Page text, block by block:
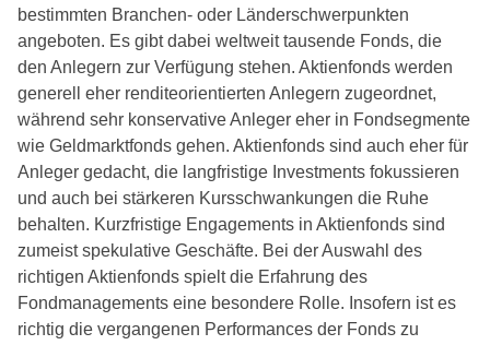
bestimmten Branchen- oder Länderschwerpunkten
angeboten. Es gibt dabei weltweit tausende Fonds, die
den Anlegern zur Verfügung stehen. Aktienfonds werden
generell eher renditeorientierten Anlegern zugeordnet,
während sehr konservative Anleger eher in Fondsegmente
wie Geldmarktfonds gehen. Aktienfonds sind auch eher für
Anleger gedacht, die langfristige Investments fokussieren
und auch bei stärkeren Kursschwankungen die Ruhe
behalten. Kurzfristige Engagements in Aktienfonds sind
zumeist spekulative Geschäfte. Bei der Auswahl des
richtigen Aktienfonds spielt die Erfahrung des
Fondmanagements eine besondere Rolle. Insofern ist es
richtig die vergangenen Performances der Fonds zu